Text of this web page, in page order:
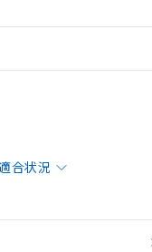
合状況